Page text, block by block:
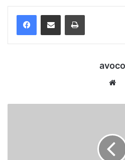
FacebookPodijelite putem e-pošte Ispis
avoco